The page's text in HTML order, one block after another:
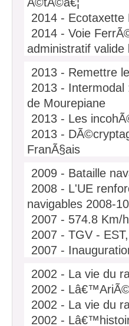
2014 - Ecotaxette
2014 - Voie
administratif
2014 - Le
2014 -
ferroviaire
2014 - Etat rÃ©el
RÃ©seau FerrÃ©
2013 - Remettre
2013 -
de Mourepiane
2013 - Les
2013 -
FranÃ§ais
2013 -
2013 -
2013 - BrÃ©tigny
2013 - Le tunnel
2013 - Airbus
2013 - Lâ€™Etat
ferroviaire des
2013 - Rapport
2013 - DerriÃ¨re
responsabilitÃ©
2009 - Bataille
2008 - L'UE
navigables 2008-
2007 - 574.8 Km/h
2007 - TGV -
2007 -
2007 - Autoroutes
2007 - QUEL Â«
2006 - Un canal
2002 - La vie du
2002 -
2002 - La vie du
2002 -